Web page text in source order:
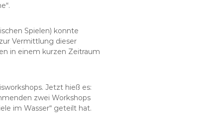
Spielen) konnte
Vermittlung dieser
in einem kurzen Zeitraum
Jetzt hieß es:
zwei Workshops
im Wasser“ geteilt hat.